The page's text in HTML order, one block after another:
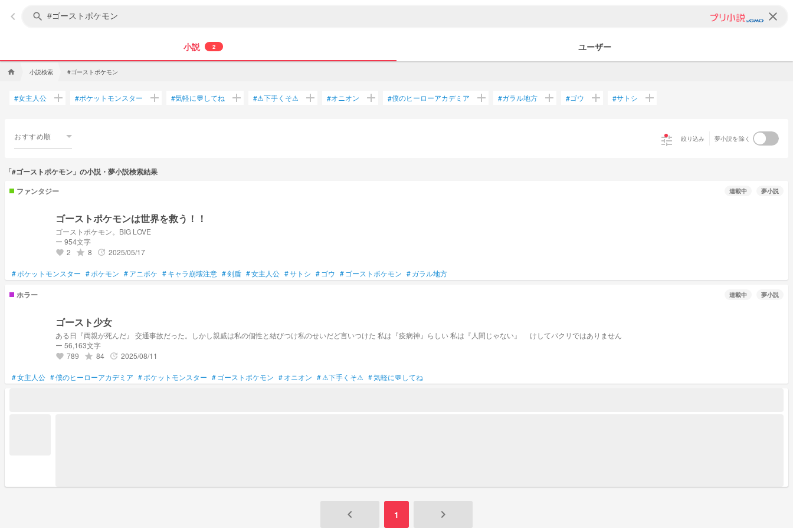
keyboard_arrow_left search clear
小説 2 ユーザー
home 小説検索 #ゴーストポケモン
#女主人公 add #ポケットモンスター add #気軽に💬してね add #⚠下手くそ⚠ add #オニオン add #僕のヒーローアカデミア add #ガラル地方 add #ゴウ add #サトシ add
おすすめ順 tune 絞り込み 夢小説を除く
「#ゴーストポケモン」の小説・夢小説検索結果
ファンタジー
連載中 夢小説
ゴーストポケモンは世界を救う！！
ゴーストポケモン。BIG LOVE
ー 954文字
favorite 2 grade 8 update 2025/05/17
#ポケットモンスター #ポケモン #アニポケ #キャラ崩壊注意 #剣盾 #女主人公 #サトシ #ゴウ #ゴーストポケモン #ガラル地方
ホラー 連載中 夢小説
ゴースト少女
ある日『両親が死んだ』 交通事故だった。しかし親戚は私の個性と結びつけ私のせいだど言いつけた 私は『疫病神』らしい 私は『人間じゃない』 けしてパクリではありません
ー 56,163文字
favorite 789 grade 84 update 2025/08/11
#女主人公 #僕のヒーローアカデミア #ポケットモンスター #ゴーストポケモン #オニオン #⚠下手くそ⚠ #気軽に💬してね
keyboard_arrow_left 1 keyboard_arrow_right